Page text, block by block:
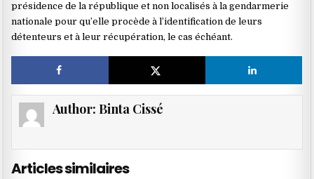
présidence de la république et non localisés à la gendarmerie
nationale pour qu’elle procède à l’identification de leurs
détenteurs et à leur récupération, le cas échéant.
Author: Binta Cissé
Articles similaires